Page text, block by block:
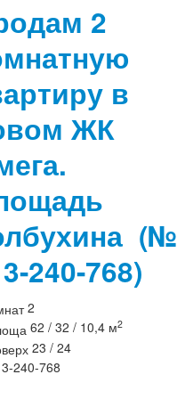
2
в
ЖК
(№
240-768)
2
62 / 32 / 10,4 м2
23 / 24
240-768